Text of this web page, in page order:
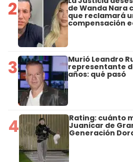
2 de Wanda Nara
que reclamará
compensación
3 Murió Leandro
representante
años: qué pasó
4 Rating: cuánto
Juanicar de
Generación